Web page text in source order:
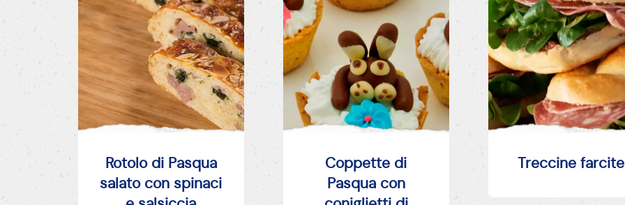
Rotolo di Pasqua
salato con spinaci
Coppette di
Pasqua con
Treccine farcite